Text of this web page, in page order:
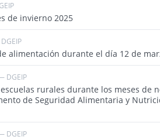
de invierno 2025
alimentación durante el día 12 de
DGEIP
rurales durante los meses de
de Seguridad Alimentaria y
DGEIP